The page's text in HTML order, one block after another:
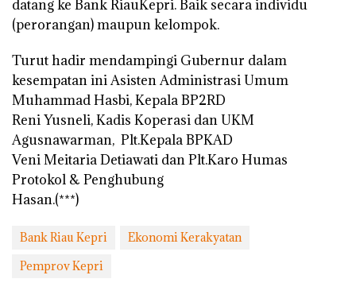
datang ke Bank RiauKepri. Baik secara individu
(perorangan) maupun kelompok.
Turut hadir mendampingi Gubernur dalam
kesempatan ini Asisten Administrasi Umum
Muhammad Hasbi, Kepala BP2RD
Reni Yusneli, Kadis Koperasi dan UKM
Agusnawarman, Plt.Kepala BPKAD
Veni Meitaria Detiawati dan Plt.Karo Humas
Protokol & Penghubung
Hasan.(***)
Bank Riau Kepri
Ekonomi Kerakyatan
Pemprov Kepri